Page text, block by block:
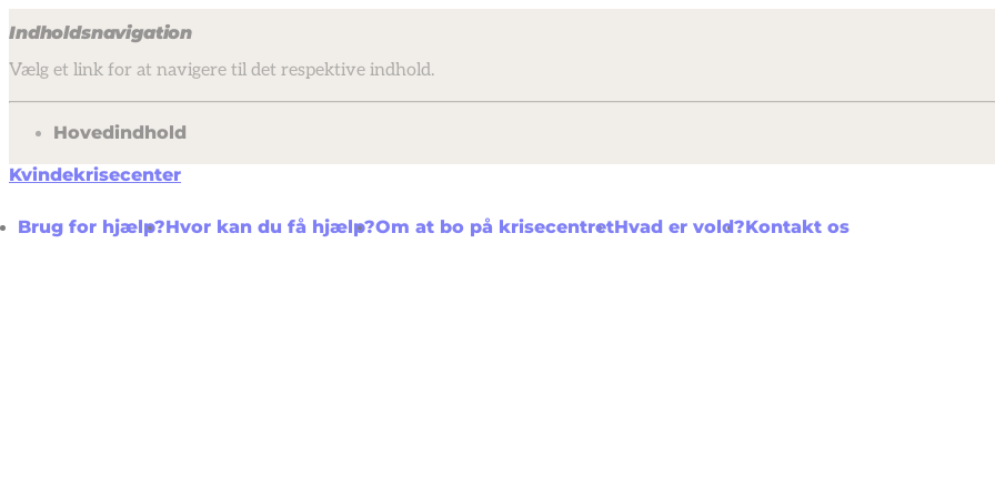
Indholdsnavigation
Vælg et link for at navigere til det respektive indhold.
gå til
Hovedindhold
Kvindekrisecenter
Brug for hjælp?Hvor kan du få hjælp?Om at bo på krisecentretHvad er vold?Kontakt os